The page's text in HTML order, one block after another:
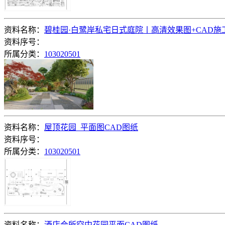
资料名称： 碧桂园·白鹭岸私宅日式庭院丨高清效果图+CAD施
资料序号：
所属分类： 103020501
资料名称： 屋顶花园_平面图CAD图纸
资料序号：
所属分类： 103020501